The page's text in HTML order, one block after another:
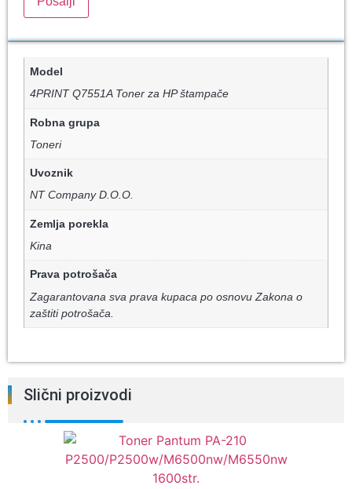
Model
4PRINT Q7551A Toner za HP štampače
Robna grupa
Toneri
Uvoznik
NT Company D.O.O.
Zemlja porekla
Kina
Prava potrošača
Zagarantovana sva prava kupaca po osnovu Zakona o
zaštiti potrošača.
Slični proizvodi